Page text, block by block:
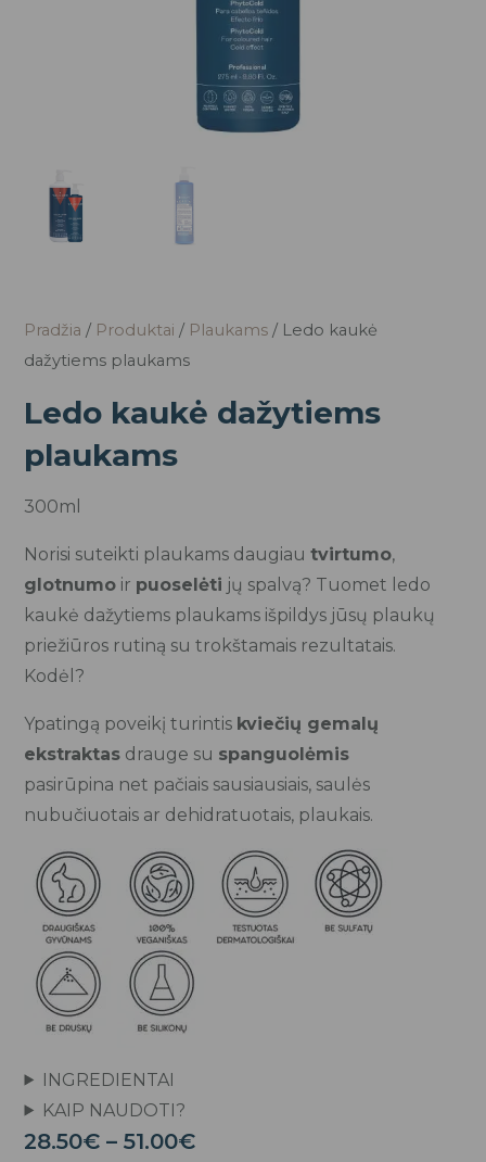
Pradžia / Produktai / Plaukams / Ledo kaukė
dažytiems plaukams
Ledo kaukė dažytiems
plaukams
300ml
Norisi suteikti plaukams daugiautvirtumo,
glotnumo ir puoselėti jų spalvą? Tuomet ledo
kaukė dažytiems plaukams išpildys jūsų plaukų
priežiūros rutiną su trokštamais rezultatais.
Kodėl?
Ypatingą poveikį turintis kviečių gemalų
ekstraktas drauge su spanguolėmis
pasirūpina net pačiais sausiausiais, saulės
nubučiuotais ar dehidratuotais, plaukais.
INGREDIENTAI
KAIP NAUDOTI?
28.50€ – 51.00€Price